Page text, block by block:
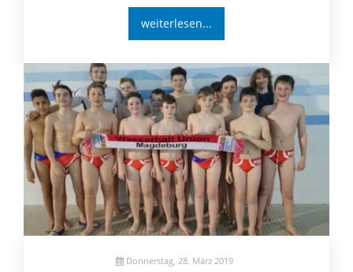
weiterlesen...
Donnerstag, 28. März 2019